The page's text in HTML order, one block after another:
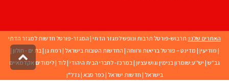
האתרים שלנו: תרבוש-פורטל תרבות ונופש למגזר הדתי | המגזר-פורטל חדשות למגזר הדתי
| מודיעין | מדינט – פורטל בריאות ורווחה | החדשות הטובות בישראל | רמת גן | בת ים - חולון |
גב"ש | יש''ע:שומרון בנימין וגוש עציון | במרכז- לחברי הבית היהודי |לוד |לימודים אקדמאיים
בישראל | חדשות ישראל | כפר סבא | נדל"ן